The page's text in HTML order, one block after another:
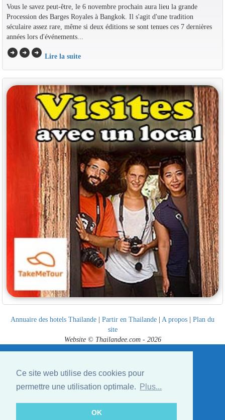
Ce site web utilise des cookies pour
permettre une utilisation optimale.
Plus...
OK
Vous le savez peut-être, le 6 novembre prochain aura lieu la grande
Procession des Barges Royales à Bangkok. Il s'agit d'une tradition
séculaire assez rare, même si deux éditions se sont tenues ces 7 dernières
années lors d'événements...
arrow_circle_rightarrow_circle_rightarrow_circle_right Lire la suite
Annuaire des hotels Thailande | Partir en Thailande | A propos | Plan du
site
Website © Thailandee.com - 2026